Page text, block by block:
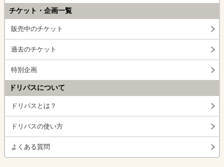
チケット・企画一覧
販売中のチケット
過去のチケット
特別企画
ドリパスについて
ドリパスとは？
ドリパスの使い方
よくある質問